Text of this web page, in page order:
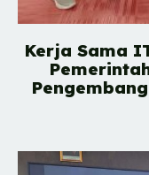
Kerja Sama